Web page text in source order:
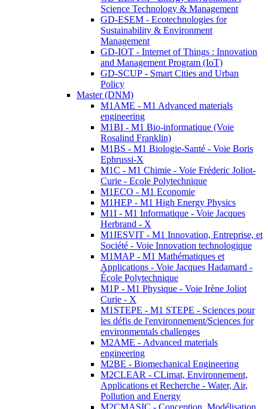
Science Technology & Management
GD-ESEM - Ecotechnologies for
Sustainability & Environment
Management
GD-IOT - Internet of Things : Innovation
and Management Program (IoT)
GD-SCUP - Smart Cities and Urban
Policy
Master (DNM)
M1AME - M1 Advanced materials
engineering
M1BI - M1 Bio-informatique (Voie
Rosalind Franklin)
M1BS - M1 Biologie-Santé - Voie Boris
Ephrussi-X
M1C - M1 Chimie - Voie Fréderic Joliot-
Curie - Ecole Polytechnique
M1ECO - M1 Economie
M1HEP - M1 High Energy Physics
M1I - M1 Informatique - Voie Jacques
Herbrand - X
M1IESVIT - M1 Innovation, Entreprise, et
Société - Voie Innovation technologique
M1MAP - M1 Mathématiques et
Applications - Voie Jacques Hadamard -
École Polytechnique
M1P - M1 Physique - Voie Irène Joliot
Curie - X
M1STEPE - M1 STEPE - Sciences pour
les défis de l'environnement/Sciences for
environmentals challenges
M2AME - Advanced materials
engineering
M2BE - Biomechanical Engineering
M2CLEAR - CLimat, Environnement,
Applications et Recherche - Water, Air,
Pollution and Energy
M2CMASIC - Conception, Modélisation